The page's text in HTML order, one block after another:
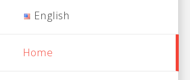
English
Home